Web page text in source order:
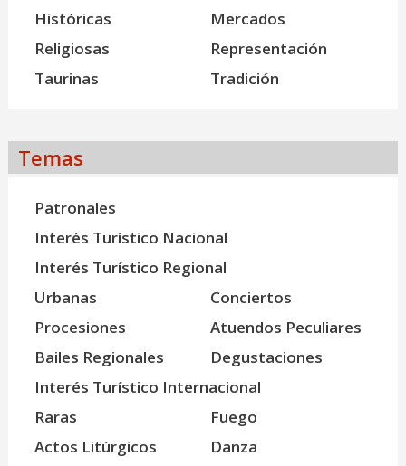
Históricas
Mercados
Religiosas
Representación
Taurinas
Tradición
Temas
Patronales
Interés Turístico Nacional
Interés Turístico Regional
Urbanas
Conciertos
Procesiones
Atuendos Peculiares
Bailes Regionales
Degustaciones
Interés Turístico Internacional
Raras
Fuego
Actos Litúrgicos
Danza